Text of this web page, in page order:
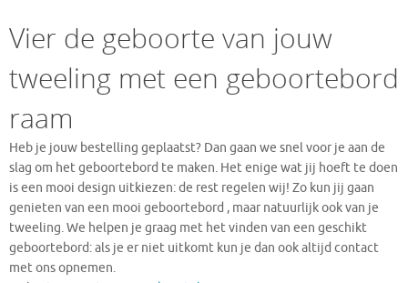
Vier de geboorte van jouw
tweeling met een geboortebord
raam
Heb je jouw bestelling geplaatst? Dan gaan we snel voor je aan de
slag om het geboortebord te maken. Het enige wat jij hoeft te doen
is een mooi design uitkiezen: de rest regelen wij! Zo kun jij gaan
genieten van een mooi geboortebord , maar natuurlijk ook van je
tweeling. We helpen je graag met het vinden van een geschikt
geboortebord: als je er niet uitkomt kun je dan ook altijd contact
met ons opnemen.